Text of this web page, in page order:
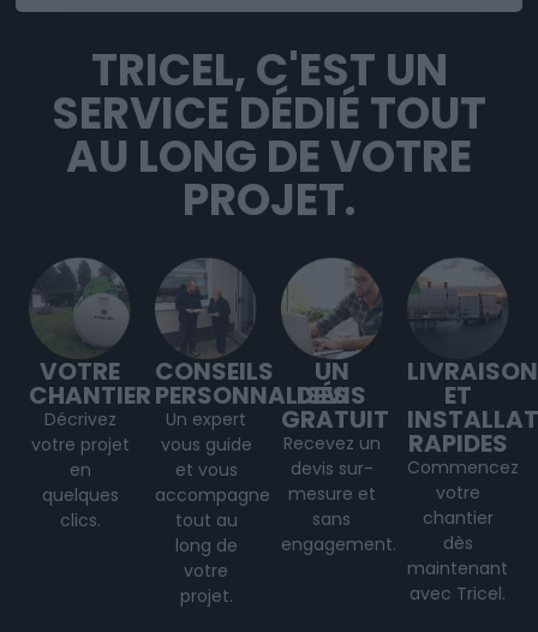
TRICEL, C'EST UN
SERVICE DÉDIÉ TOUT
AU LONG DE VOTRE
PROJET.
VOTRE
CHANTIER
Décrivez
votre projet
en
quelques
clics.
CONSEILS
PERSONNALISÉS
Un expert
vous guide
et vous
accompagne
tout au
long de
votre
projet.
UN
DEVIS
GRATUIT
Recevez un
devis sur-
mesure et
sans
engagement.
LIVRAISON
ET
RAPIDES
Commencez
votre
chantier
dès
maintenant
avec Tricel.